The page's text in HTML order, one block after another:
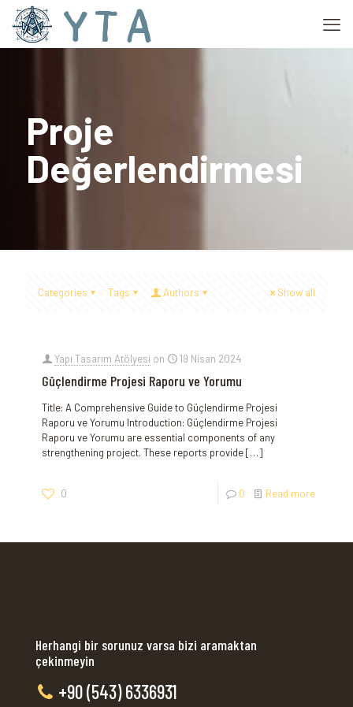
Proje
Değerlendirmesi
Categories Tags Authors Show all
Yapı Tasarım Atölyesi on 19 Nisan 2024
Güçlendirme Projesi Raporu ve Yorumu
Title: A Comprehensive Guide to Güçlendirme Projesi
Raporu ve Yorumu Introduction: Güçlendirme Projesi
Raporu ve Yorumu are essential components of any
strengthening project. These reports provide[…]
0 0 Read more
Herhangi bir sorunuz varsa bizi aramaktan
çekinmeyin
+90 (543) 6336931